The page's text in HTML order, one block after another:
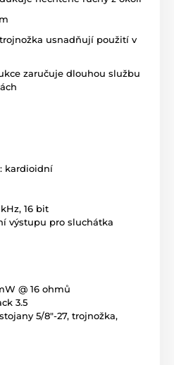
usnadňují použití v
zaručuje dlouhou službu
kardioidní
16 bit
výstupu pro sluchátka
@ 16 ohmů
3.5
5/8"-27, trojnožka,